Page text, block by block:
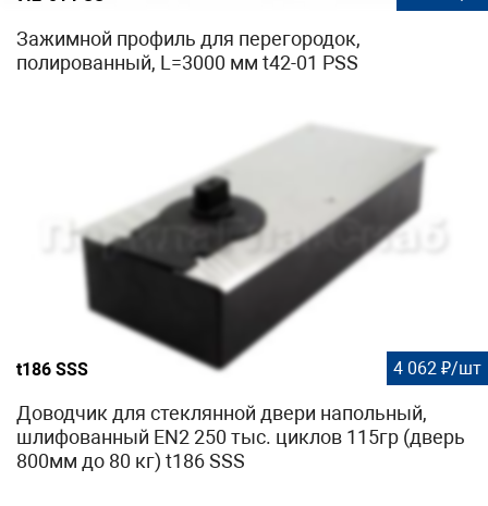
Зажимной профиль для перегородок,
полированный, L=3000 мм t42-01 PSS
t186 SSS 4 062 ₽/шт
Доводчик для стеклянной двери напольный,
шлифованный EN2 250 тыс. циклов 115гр (дверь
800мм до 80 кг) t186 SSS